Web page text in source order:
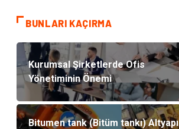
BUNLARI KAÇIRMA
Kurumsal Şirketlerde Ofis
Yönetiminin Önemi
Bitumen tank (Bitüm tankı) Altyapı